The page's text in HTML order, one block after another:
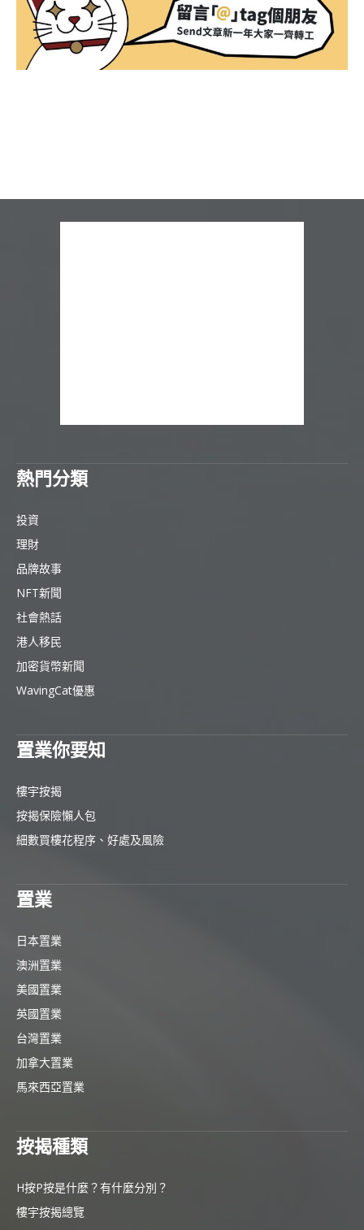
熱門分類
投資
理財
品牌故事
NFT新聞
社會熱話
港人移民
加密貨幣新聞
WavingCat優惠
置業你要知
樓宇按揭
按揭保險懶人包
細數買樓花程序、好處及風險
置業
日本置業
澳洲置業
美國置業
英國置業
台灣置業
加拿大置業
馬來西亞置業
按揭種類
H按P按是什麼？有什麼分別？
樓宇按揭總覽